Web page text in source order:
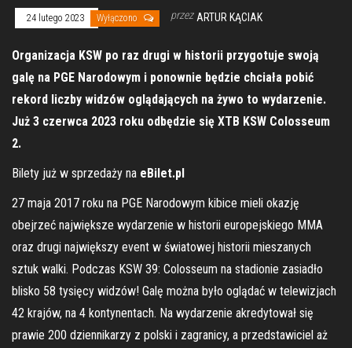
24 lutego 2023 Wyłączono przez ARTUR KĄCIAK
Organizacja KSW po raz drugi w historii przygotuje swoją
galę na PGE Narodowym i ponownie będzie chciała pobić
rekord liczby widzów oglądających na żywo to wydarzenie.
Już 3 czerwca 2023 roku odbędzie się XTB KSW Colosseum
2.
Bilety już w sprzedaży na eBilet.pl
27 maja 2017 roku na PGE Narodowym kibice mieli okazję
obejrzeć największe wydarzenie w historii europejskiego MMA
oraz drugi największy event w światowej historii mieszanych
sztuk walki. Podczas KSW 39: Colosseum na stadionie zasiadło
blisko 58 tysięcy widzów! Galę można było oglądać w telewizjach
42 krajów, na 4 kontynentach. Na wydarzenie akredytował się
prawie 200 dziennikarzy z polski i zagranicy, a przedstawiciel aż